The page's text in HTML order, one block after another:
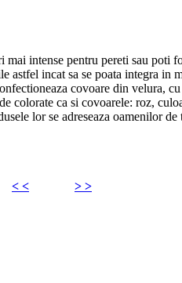
intense pentru pereti sau poti
astfel incat sa se poata integra
covoare din velura,
colorate ca si covoarele: roz,
lor se adreseaza oamenilor de
< <
> >